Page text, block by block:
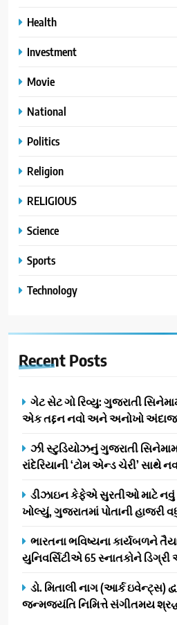
Health
Investment
Movie
National
Politics
Religion
RELIGIOUS
Science
Sports
Technology
Recent Posts
ગેટ સેટ ગો રિવ્યુ: ગુજરાતી
એક તદ્દન નવો અને અનોખો અંદાજ
ઝી સ્ટુડિયોઝનું ગુજરાતી
રાંદેરિયાની ‘ટોમ એન્ડ ચેરી’
ડીઝાઇન કેફેએ સુરતીઓ માટે
ખોલ્યું, ગુજરાતમાં પોતાની હાજરી
ભારતના ભવિષ્યના કાર્યબળને
યુનિવર્સિટીએ 65 સ્નાતકોને
ડો. મિતાલી નાગ (આર્ક ઇવેન્ટ્સ)
જન્મજયંતિ નિમિત્તે સંગીતમય